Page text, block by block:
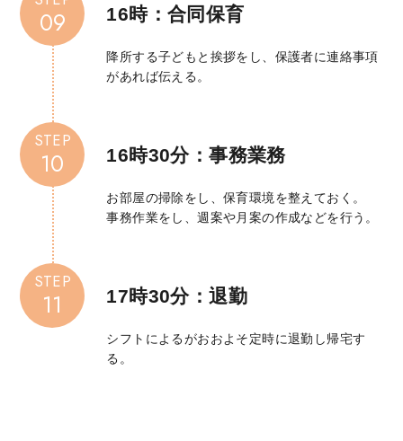
09 16時：合同保育
降所する子どもと挨拶をし、保護者に連絡事項
があれば伝える。
STEP
10 16時30分：事務業務
お部屋の掃除をし、保育環境を整えておく。
事務作業をし、週案や月案の作成などを行う。
STEP
11 17時30分：退勤
シフトによるがおおよそ定時に退勤し帰宅す
る。